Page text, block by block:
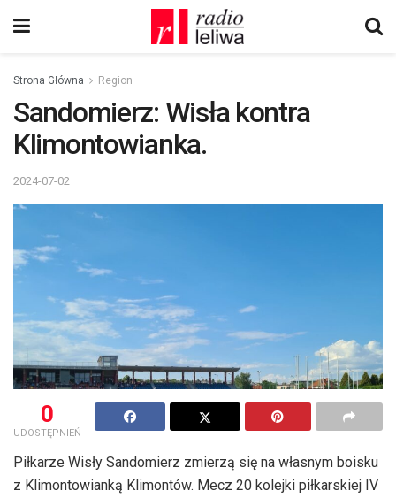
Strona Główna Region
Sandomierz: Wisła kontra
Klimontowianka.
2024-07-02
0
UDOSTĘPNIEŃ
Piłkarze Wisły Sandomierz zmierzą się na własnym boisku
z Klimontowianką Klimontów. Mecz 20 kolejki piłkarskiej IV